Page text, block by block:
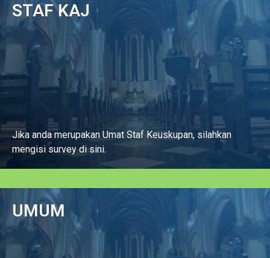
STAF KAJ
Jika anda merupakan Umat Staf Keuskupan, silahkan
mengisi survey di sini.
Isi Survey
UMUM